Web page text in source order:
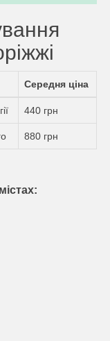
Середня ціна
440 грн
880 грн